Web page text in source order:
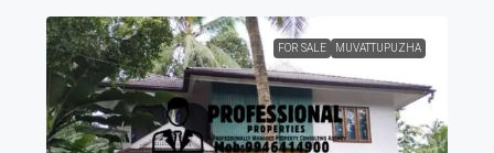
FOR SALE MUVATTUPUZHA